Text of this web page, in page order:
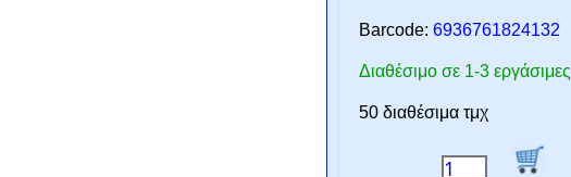
Barcode: 6936761824132
Διαθέσιμο σε 1-3 εργάσιμες
50 διαθέσιμα τμχ